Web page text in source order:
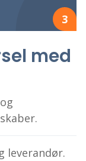
3
med
leverandør.